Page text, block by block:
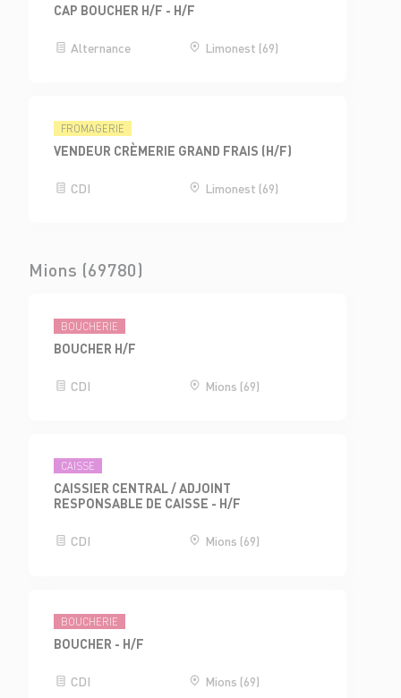
CAP BOUCHER H/F - H/F
Alternance Limonest (69)
FROMAGERIE
VENDEUR CRÈMERIE GRAND FRAIS (H/F)
CDI Limonest (69)
Mions (69780)
BOUCHERIE
BOUCHER H/F
CDI Mions (69)
CAISSE
CAISSIER CENTRAL / ADJOINT
RESPONSABLE DE CAISSE - H/F
CDI Mions (69)
BOUCHERIE
BOUCHER - H/F
CDI Mions (69)